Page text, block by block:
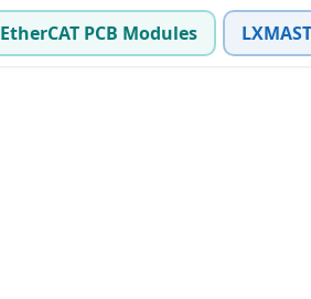
EtherCAT PCB Modules